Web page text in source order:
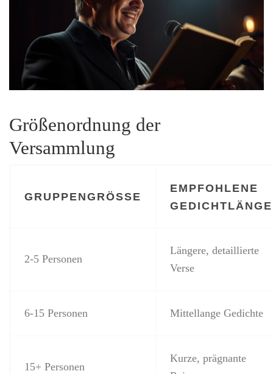
Größenordnung der
Versammlung
GRUPPENGRÖSSE
EMPFOHLENE
GEDICHTLÄNGE
2-5 Personen
Längere, detaillierte
Verse
6-15 Personen Mittellange Gedichte
15+ Personen
Kurze, prägnante